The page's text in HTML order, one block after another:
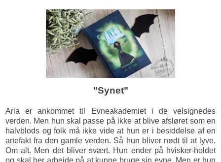
"Synet"
Aria er ankommet til Evneakademiet i de velsignedes
verden. Men hun skal passe på ikke at blive afsløret som en
halvblods og folk må ikke vide at hun er i besiddelse af en
artefakt fra den gamle verden. Så hun bliver nødt til at lyve.
Om alt. Men det bliver svært. Hun ender på hvisker-holdet